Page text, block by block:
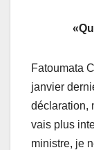
Fatoumata
janvier
déclaration,
vais plus
ministre, je